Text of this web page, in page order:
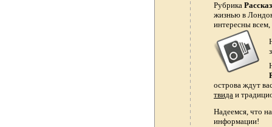
Рубрика
жизнью в
интересны
острова ждут
твида и
Надеемся, что
информации!